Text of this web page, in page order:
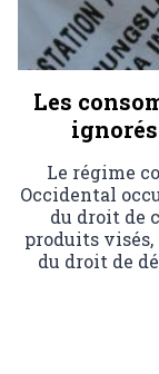
Les
Le régime
Occidental
du droit de
produits visés,
du droit de